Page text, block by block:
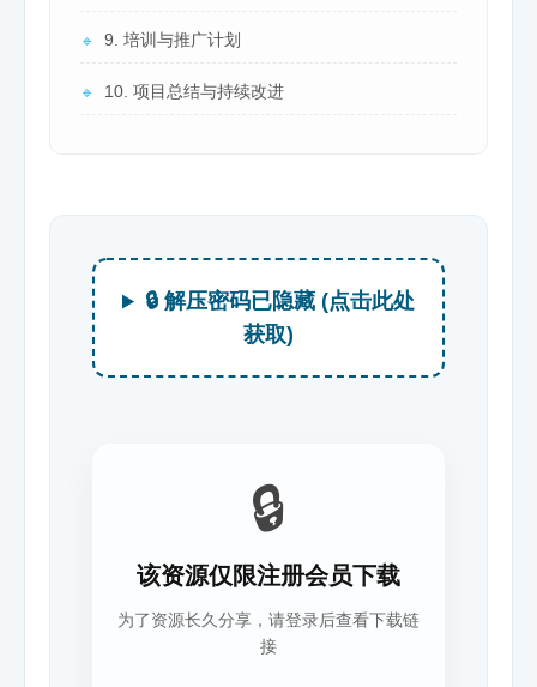
🔹 9. 培训与推广计划
🔹 10. 项目总结与持续改进
🔒 解压密码已隐藏 (点击此处
获取)
🔒
该资源仅限注册会员下载
为了资源长久分享，请登录后查看下载链
接